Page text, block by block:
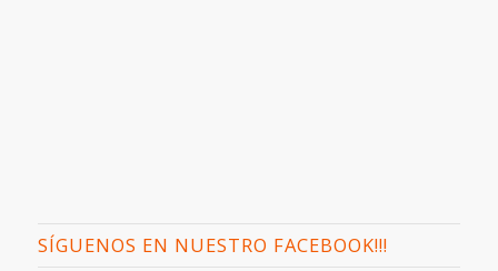
SÍGUENOS EN NUESTRO FACEBOOK!!!